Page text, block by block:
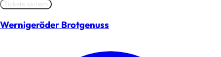
Tickets sichern
Wernigeröder Brotgenuss